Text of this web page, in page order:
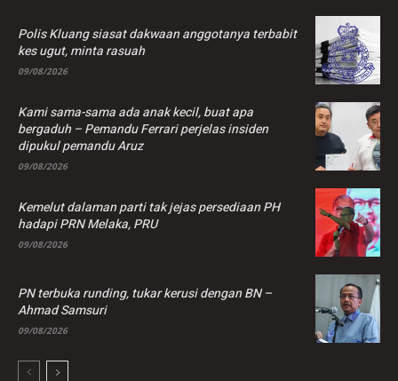
Polis Kluang siasat dakwaan anggotanya terbabit
kes ugut, minta rasuah
09/08/2026
Kami sama-sama ada anak kecil, buat apa
bergaduh – Pemandu Ferrari perjelas insiden
dipukul pemandu Aruz
09/08/2026
Kemelut dalaman parti tak jejas persediaan PH
hadapi PRN Melaka, PRU
09/08/2026
PN terbuka runding, tukar kerusi dengan BN –
Ahmad Samsuri
09/08/2026